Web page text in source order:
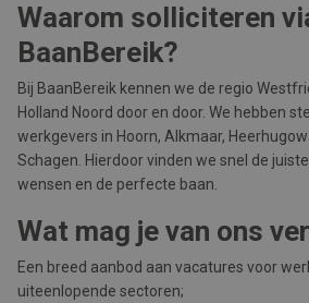
Waarom solliciteren
BaanBereik?
Bij BaanBereik kennen we de regio
Holland Noord door en door. We hebben
werkgevers in Hoorn, Alkmaar,
Schagen. Hierdoor vinden we snel de
wensen en de perfecte baan.
Wat mag je van ons
Een breed aanbod aan vacatures voor
uiteenlopende sectoren;